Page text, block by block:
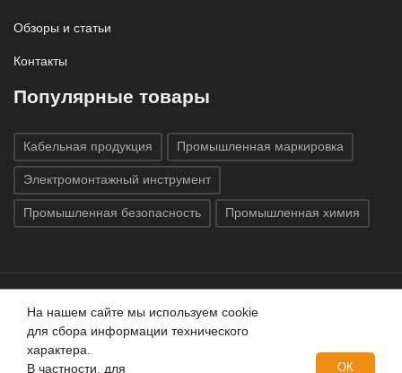
Обзоры и статьи
Контакты
Популярные товары
Кабельная продукция Промышленная маркировка
Электромонтажный инструмент
Промышленная безопасность Промышленная химия
Все права защищены © 2020 ГК «Индатэк»
защищены.Использование материалов с сайта запрещено.
Данный сайт не является публичной офертой, определяемой
На нашем сайте мы используем cookie
для сбора информации технического
характера.
В частности, для
ОК